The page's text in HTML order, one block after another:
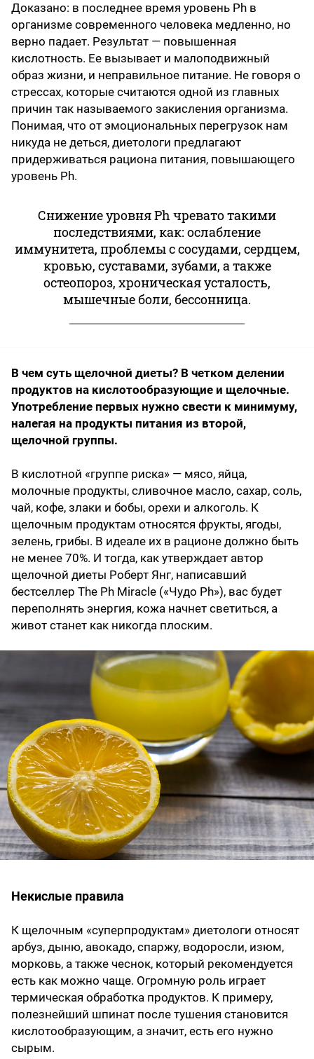
Доказано: в последнее время уровень Ph в
организме современного человека медленно, но
верно падает. Результат — повышенная
кислотность. Ее вызывает и малоподвижный
образ жизни, и неправильное питание. Не говоря о
стрессах, которые считаются одной из главных
причин так называемого закисления организма.
Понимая, что от эмоциональных перегрузок нам
никуда не деться, диетологи предлагают
придерживаться рациона питания, повышающего
уровень Ph.
Снижение уровня Ph чревато такими
последствиями, как: ослабление
иммунитета, проблемы с сосудами, сердцем,
кровью, суставами, зубами, а также
остеопороз, хроническая усталость,
мышечные боли, бессонница.
В чем суть щелочной диеты? В четком делении
продуктов на кислотообразующие и щелочные.
Употребление первых нужно свести к минимуму,
налегая на продукты питания из второй,
щелочной группы.
В кислотной «группе риска» — мясо, яйца,
молочные продукты, сливочное масло, сахар, соль,
чай, кофе, злаки и бобы, орехи и алкоголь. К
щелочным продуктам относятся фрукты, ягоды,
зелень, грибы. В идеале их в рационе должно быть
не менее 70%. И тогда, как утверждает автор
щелочной диеты Роберт Янг, написавший
бестселлер The Ph Miracle («Чудо Ph»), вас будет
переполнять энергия, кожа начнет светиться, а
живот станет как никогда плоским.
Некислые правила
К щелочным «суперпродуктам» диетологи относят
арбуз, дыню, авокадо, спаржу, водоросли, изюм,
морковь, а также чеснок, который рекомендуется
есть как можно чаще. Огромную роль играет
термическая обработка продуктов. К примеру,
полезнейший шпинат после тушения становится
кислотообразующим, а значит, есть его нужно
сырым.